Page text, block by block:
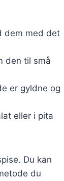
dem med det
den til små
er gyldne og
eller i pita
Du kan
du